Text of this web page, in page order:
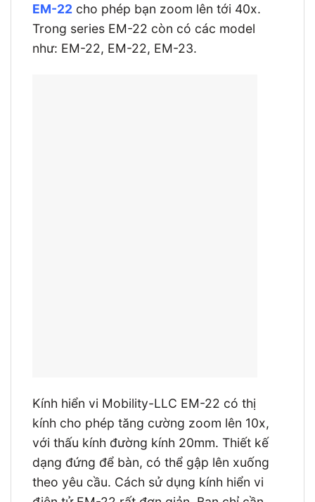
EM-22 cho phép bạn zoom lên tới 40x.
Trong series EM-22 còn có các model
như: EM-22, EM-22, EM-23.
Kính hiển vi Mobility-LLC EM-22 có thị
kính cho phép tăng cường zoom lên 10x,
với thấu kính đường kính 20mm. Thiết kế
dạng đứng để bàn, có thể gập lên xuống
theo yêu cầu. Cách sử dụng kính hiển vi